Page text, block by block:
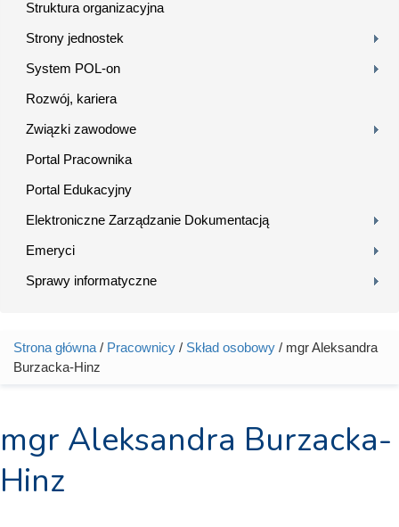
Struktura organizacyjna
Strony jednostek
System POL-on
Rozwój, kariera
Związki zawodowe
Portal Pracownika
Portal Edukacyjny
Elektroniczne Zarządzanie Dokumentacją
Emeryci
Sprawy informatyczne
Jesteś tutaj
Strona główna / Pracownicy / Skład osobowy / mgr Aleksandra
Burzacka-Hinz
mgr Aleksandra Burzacka-
Hinz